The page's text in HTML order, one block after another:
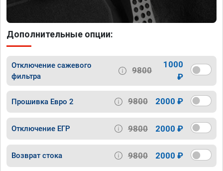
Дополнительные опции:
Отключение сажевого
фильтра
9800
1000
₽
Прошивка Евро 2 9800 2000 ₽
Отключение ЕГР 9800 2000 ₽
Возврат стока 9800 2000 ₽